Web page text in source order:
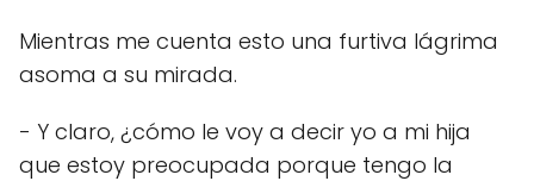
Mientras me cuenta esto una furtiva lágrima
asoma a su mirada.
- Y claro, ¿cómo le voy a decir yo a mi hija
que estoy preocupada porque tengo la